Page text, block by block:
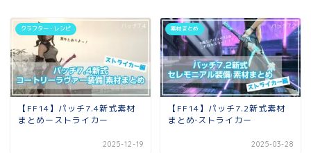
クラフター・レシピ
【FF14】パッチ7.4新式素材
まとめーストライカー
2025-12-19
素材まとめ
【FF14】パッチ7.2新式素材
まとめ‐ストライカー
2025-03-28